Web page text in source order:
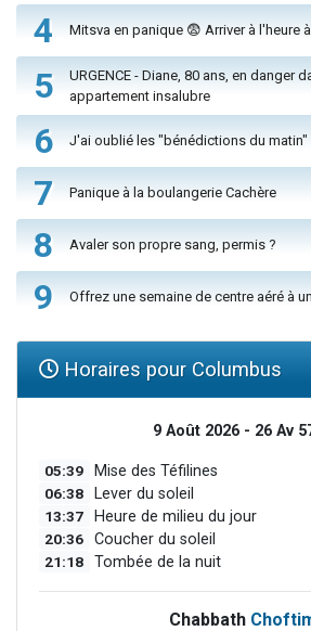
4 Mitsva en panique 😨 Arriver à l'heure
5
URGENCE - Diane, 80 ans, en danger
appartement insalubre
6 J'ai oublié les "bénédictions du matin"
7 Panique à la boulangerie Cachère
8 Avaler son propre sang, permis ?
9 Offrez une semaine de centre aéré à
Horaires pour Columbus
9 Août 2026 - 26 Av
05:39 Mise des Téfilines
06:38 Lever du soleil
13:37 Heure de milieu du jour
20:36 Coucher du soleil
21:18 Tombée de la nuit
Chabbath